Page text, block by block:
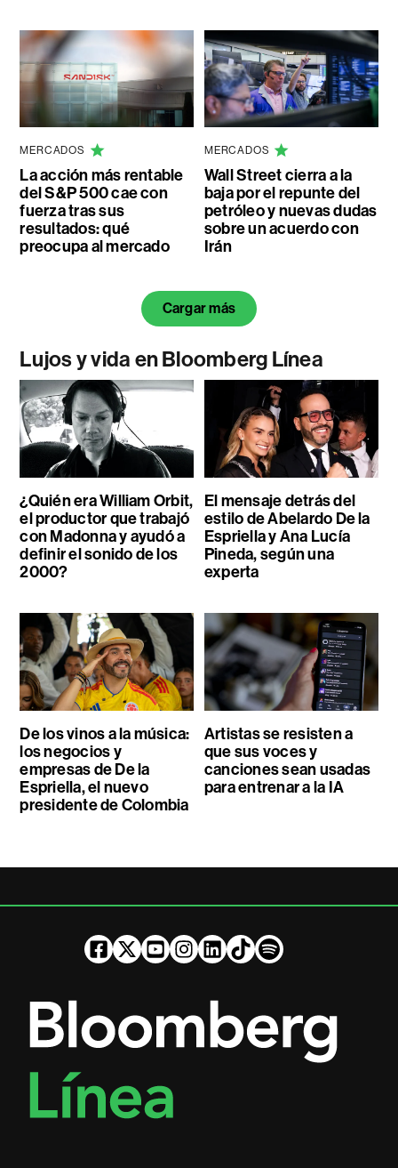
MERCADOS
La acción más rentable
del S&P 500 cae con
fuerza tras sus
resultados: qué
preocupa al mercado
MERCADOS
Wall Street cierra a la
baja por el repunte del
petróleo y nuevas dudas
sobre un acuerdo con
Irán
Cargar más
Lujos y vida en Bloomberg Línea
¿Quién era William Orbit,
el productor que trabajó
con Madonna y ayudó a
definir el sonido de los
2000?
El mensaje detrás del
estilo de Abelardo De la
Espriella y Ana Lucía
Pineda, según una
experta
De los vinos a la música:
los negocios y
empresas de De la
Espriella, el nuevo
presidente de Colombia
Artistas se resisten a
que sus voces y
canciones sean usadas
para entrenar a la IA